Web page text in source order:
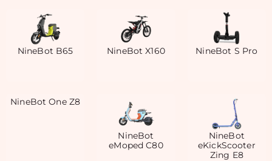
NineBot B65 NineBot X160 NineBot S Pro
NineBot One Z8
NineBot
eMoped C80
NineBot
eKickScooter
Zing E8